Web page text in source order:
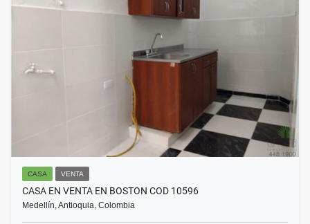
CASA VENTA
CASA EN VENTA EN BOSTON COD 10596
Medellín, Antioquia, Colombia